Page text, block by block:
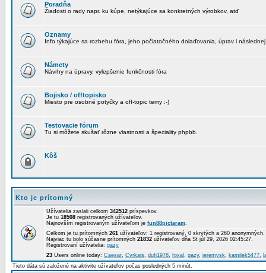
Poradňa
Žiadosti o rady napr. ku kúpe, netýkajúce sa konkretných výrobkov, atď
Oznamy
Info týkajúce sa rozbehu fóra, jeho počiatočného dolaďovania, úprav i
Námety
Návrhy na úpravy, vylepšenie funkčnosti fóra
Bojisko / offtopisko
Miesto pre osobné potyčky a off-topic temy :-)
Testovacie fórum
Tu si môžete skušať rôzne vlastnosti a špeciality phpbb.
Kôš
Kto je prítomný
Užívatelia zaslali celkom 342512 príspevkov.
Je tu 18508 registrovaných užívateľov.
Najnovším registrovaným užívateľom je fun88pictaram.
Celkom je tu prítomných 261 užívateľov: 1 registrovaný, 0 skrytých a 260
Najviac tu bolo súčasne prítomných 21832 užívateľov dňa St júl 29, 2026 02:45:27.
Registrovaní užívatelia: gazy
23 Users online today: Caesar, Cvrkajs, dufi1978, foxal , gazy, jeremysk, kamilek5477,
Tieto dáta sú založené na aktivite užívateľov počas posledných 5 minút.